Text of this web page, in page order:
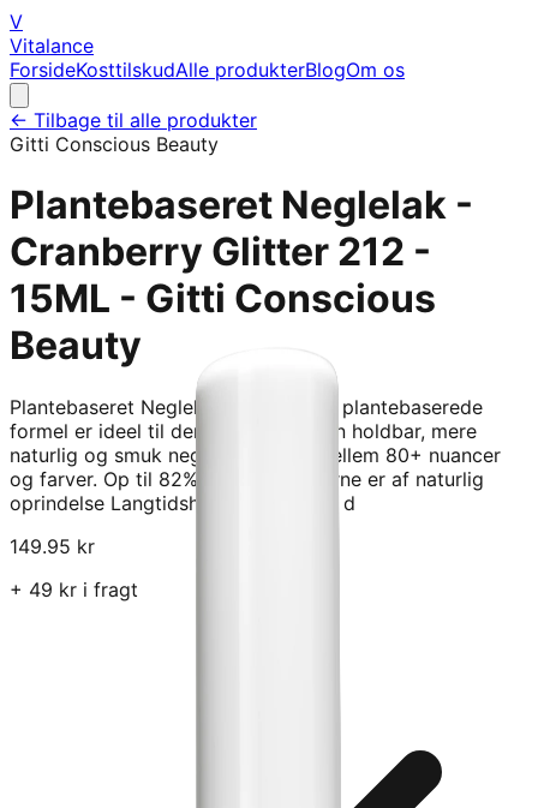
V
Vitalance
ForsideKosttilskudAlle produkterBlogOm os
← Tilbage til alle produkter
Gitti Conscious Beauty
Plantebaseret Neglelak -
Cranberry Glitter 212 -
15ML - Gitti Conscious
Beauty
Plantebaseret Neglelak Gitti&#x27;s plantebaserede
formel er ideel til dem, der ønsker en holdbar, mere
naturlig og smuk neglelak - vølg imellem 80+ nuancer
og farver. Op til 82% af ingredienserne er af naturlig
oprindelse Langtidsholdbar op til 10 d
149.95 kr
+ 49 kr i fragt